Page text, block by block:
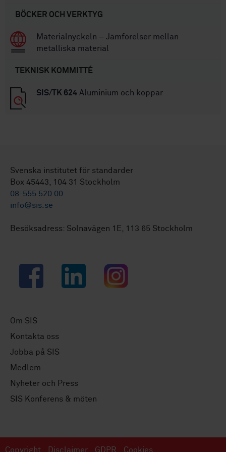
BÖCKER OCH VERKTYG
Materialnyckeln – Jämförelser mellan
metalliska material
TEKNISK KOMMITTÉ
SIS/TK 624 Aluminium och koppar
Svenska institutet för standarder
Box 45443, 104 31 Stockholm
08-555 520 00
info@sis.se
Besöksadress: Solnavägen 1E, 113 65 Stockholm
Facebook LinkedIn Instagram
Om SIS
Kontakta oss
Jobba på SIS
Medlem
Nyheter och Press
SIS Konferens & möten
Copyright Disclaimer GDPR Cookies